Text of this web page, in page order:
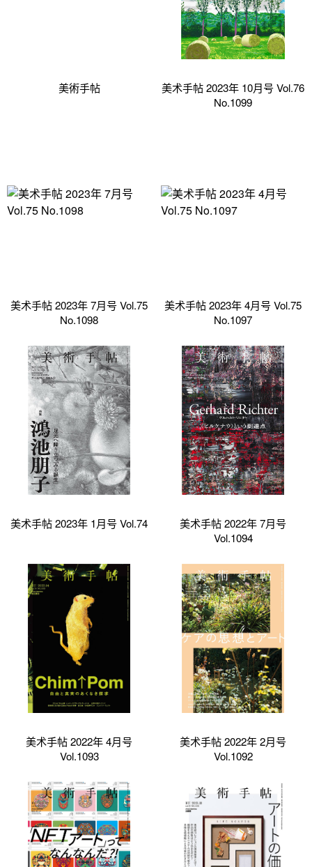
美術手帖
美术手帖 2023年 10月号 Vol.76
No.1099
美术手帖 2023年 7月号 Vol.75
No.1098
美术手帖 2023年 4月号 Vol.75
No.1097
美术手帖 2023年 1月号 Vol.74
美术手帖 2022年 7月号
Vol.1094
美术手帖 2022年 4月号
Vol.1093
美术手帖 2022年 2月号
Vol.1092